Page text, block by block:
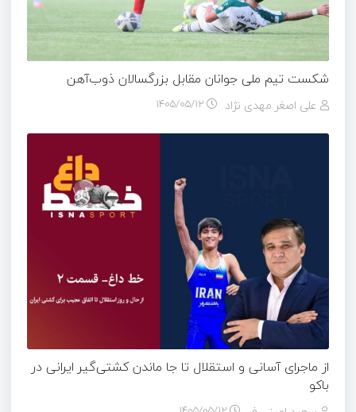
شکست تیم ملی جوانان مقابل بزرگسالان ذوب‌آهن
علی اصغر مهدی نژاد ۱۴۰۵/۰۵/۱۲
از ماجرای آسانی و استقلال تا جا ماندن کشتی‌گیر ایرانی در
باکو